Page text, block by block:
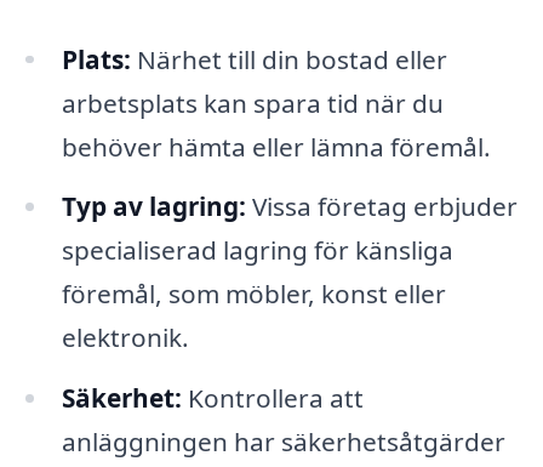
Plats: Närhet till din bostad eller
arbetsplats kan spara tid när du
behöver hämta eller lämna föremål.
Typ av lagring: Vissa företag erbjuder
specialiserad lagring för känsliga
föremål, som möbler, konst eller
elektronik.
Säkerhet: Kontrollera att
anläggningen har säkerhetsåtgärder